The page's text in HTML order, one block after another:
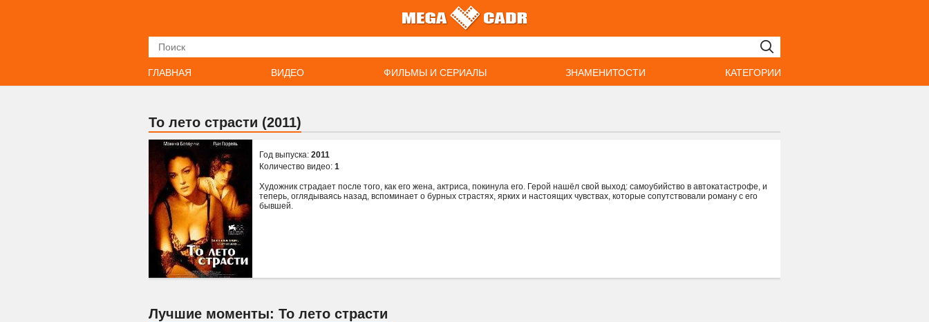
ГЛАВНАЯ ВИДЕО ФИЛЬМЫ И СЕРИАЛЫ ЗНАМЕНИТОСТИ КАТЕГОРИИ
То лето страсти (2011)
Год выпуска: 2011
Количество видео: 1
Художник страдает после того, как его жена, актриса, покинула его. Герой нашёл свой выход: самоубийство в автокатастрофе, и
теперь, оглядываясь назад, вспоминает о бурных страстях, ярких и настоящих чувствах, которые сопутствовали роману с его
бывшей.
Лучшие моменты: То лето страсти